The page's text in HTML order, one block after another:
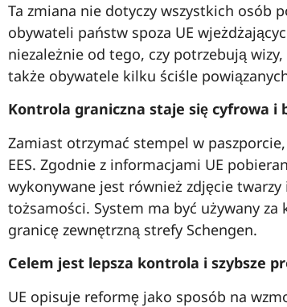
Ta zmiana nie dotyczy wszystkich osób
obywateli państw spoza UE
niezależnie od tego, czy potrzebują
także obywatele kilku ściśle
Kontrola graniczna staje się cyfrowa i
Zamiast otrzymać stempel w
EES. Zgodnie z informacjami UE
wykonywane jest również zdjęcie
tożsamości. System ma być używany
granicę zewnętrzną strefy Schengen.
Celem jest lepsza kontrola i szybsze
UE opisuje reformę jako sposób na